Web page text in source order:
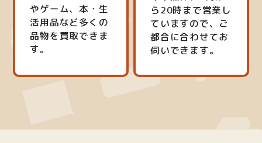
やゲーム、本・生
活用品など多くの
品物を買取できま
す。
ら20時まで営業し
ていますので、ご
都合に合わせてお
伺いできます。